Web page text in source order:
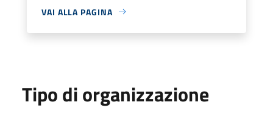
VAI ALLA PAGINA
Tipo di organizzazione